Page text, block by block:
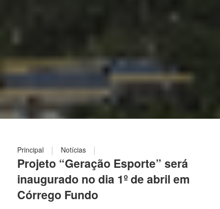
Principal | Notícias |
Projeto “Geração Esporte” será
inaugurado no dia 1º de abril em
Córrego Fundo